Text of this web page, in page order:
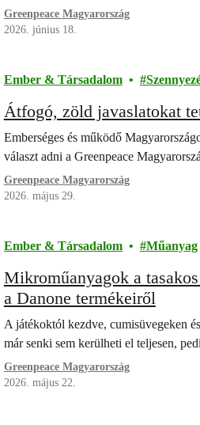
Greenpeace Magyarország
2026. június 18.
Ember & Társadalom
Átfogó, zöld javaslatokat
Emberséges és működő
választ adni a Greenpeace
Greenpeace Magyarország
2026. május 29.
Ember & Társadalom Műanyag
Mikroműanyagok a
a Danone termékeiről
A játékoktól kezdve, cumisüvegeken
már senki sem kerülheti el teljesen,
Greenpeace Magyarország
2026. május 22.